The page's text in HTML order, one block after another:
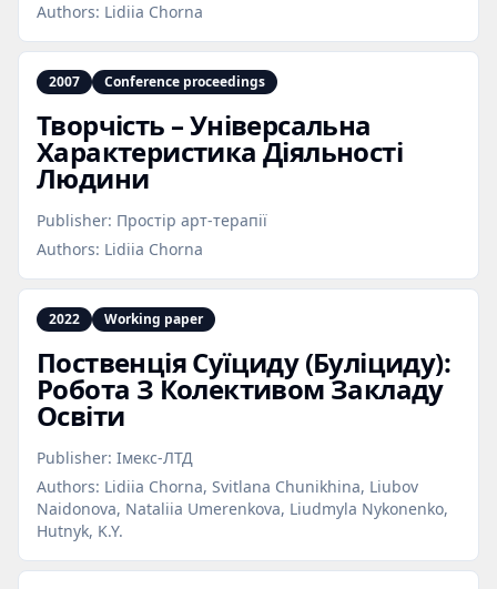
Authors: Lidiia Chorna
2007 Conference proceedings
Творчість – Універсальна
Характеристика Діяльності
Людини
Publisher: Простір арт-терапії
Authors: Lidiia Chorna
2022 Working paper
Поственція Суїциду (Буліциду):
Робота З Колективом Закладу
Освіти
Publisher: Імекс-ЛТД
Authors: Lidiia Chorna, Svitlana Chunikhina, Liubov
Naidonova, Nataliia Umerenkova, Liudmyla Nykonenko,
Hutnyk, K.Y.